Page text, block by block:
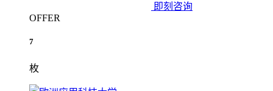
即刻咨询
OFFER
7
枚